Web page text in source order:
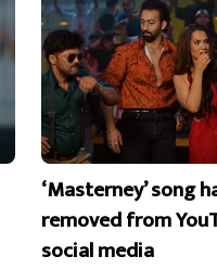
‘Masterney’ song
removed from
social media